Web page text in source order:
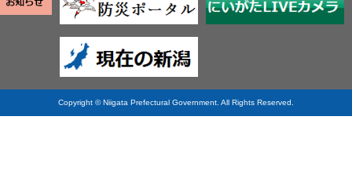
Copyright © Niigata Prefectural Government. All Rights Reserved.